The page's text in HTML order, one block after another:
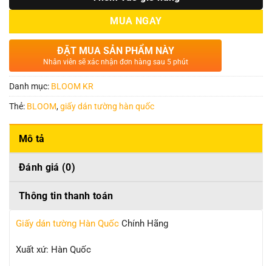
MUA NGAY
ĐẶT MUA SẢN PHẨM NÀY
Nhân viên sẽ xác nhận đơn hàng sau 5 phút
Danh mục: BLOOM KR
Thẻ: BLOOM,giấy dán tường hàn quốc
Mô tả
Đánh giá (0)
Thông tin thanh toán
Giấy dán tường Hàn Quốc Chính Hãng
Xuất xứ: Hàn Quốc